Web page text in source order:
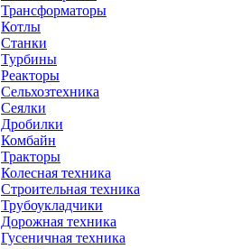
Трансформаторы
Котлы
Станки
Турбины
Реакторы
Сельхозтехника
Сеялки
Дробилки
Комбайн
Тракторы
Колесная техника
Строительная техника
Трубоукладчики
Дорожная техника
Гусеничная техника